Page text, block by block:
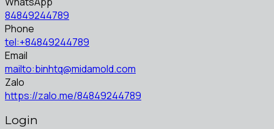
84849244789
Phone
tel:+84849244789
Email
mailto:binhtq@midamold.com
Zalo
https://zalo.me/84849244789
Login